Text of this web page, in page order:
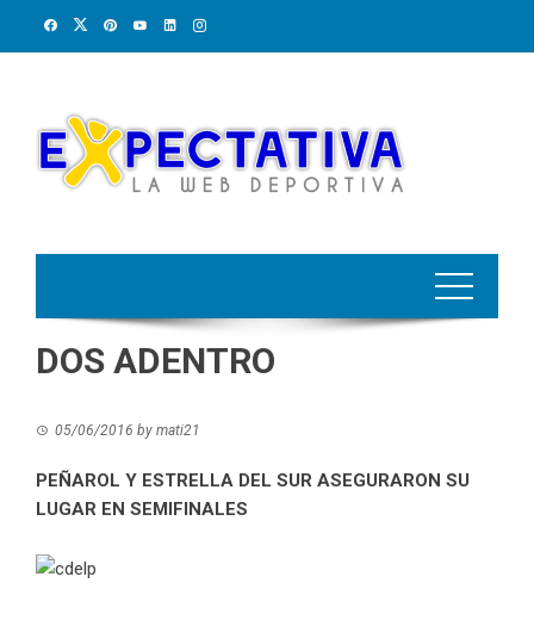
DOS ADENTRO
05/06/2016 by mati21
PEÑAROL Y ESTRELLA DEL SUR ASEGURARON SU
LUGAR EN SEMIFINALES